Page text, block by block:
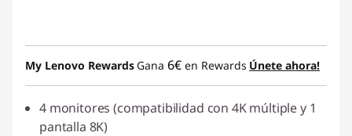
My Lenovo Rewards Gana 6€ en Rewards Únete ahora!
4 monitores (compatibilidad con 4K múltiple y 1
pantalla 8K)